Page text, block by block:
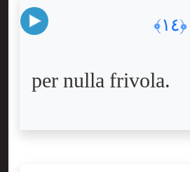
﴿١٤﴾
per nulla frivola.